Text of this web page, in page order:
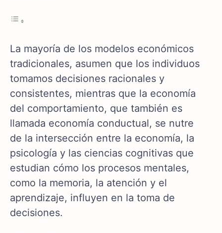
La mayoría de los modelos económicos
tradicionales, asumen que los individuos
tomamos decisiones racionales y
consistentes, mientras que la economía
del comportamiento, que también es
llamada economía conductual, se nutre
de la intersección entre la economía, la
psicología y las ciencias cognitivas que
estudian cómo los procesos mentales,
como la memoria, la atención y el
aprendizaje, influyen en la toma de
decisiones.